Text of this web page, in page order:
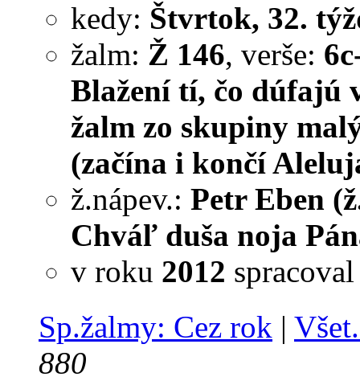
kedy: Štvrtok, 32.
žalm: Ž 146, verše:
Blažení tí, čo dúfajú
žalm zo skupiny
(začína i končí
ž.nápev.: Petr Eben
Chváľ duša noja
v roku 2012
Sp.žalmy: Cez rok |
880